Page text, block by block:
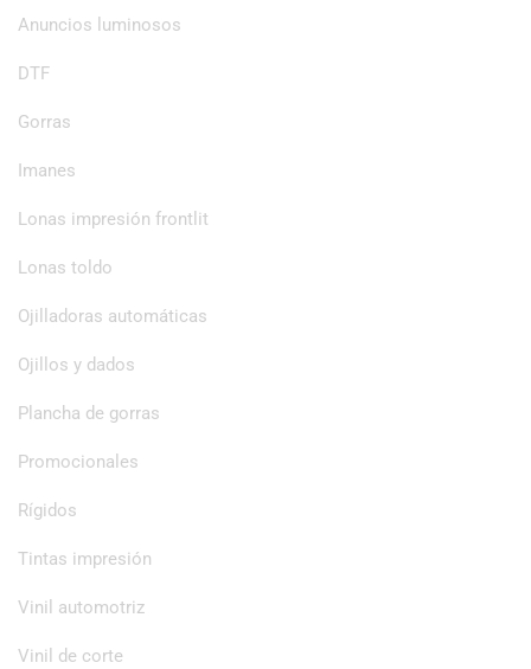
Anuncios luminosos
DTF
Gorras
Imanes
Lonas impresión frontlit
Lonas toldo
Ojilladoras automáticas
Ojillos y dados
Plancha de gorras
Promocionales
Rígidos
Tintas impresión
Vinil automotriz
Vinil de corte